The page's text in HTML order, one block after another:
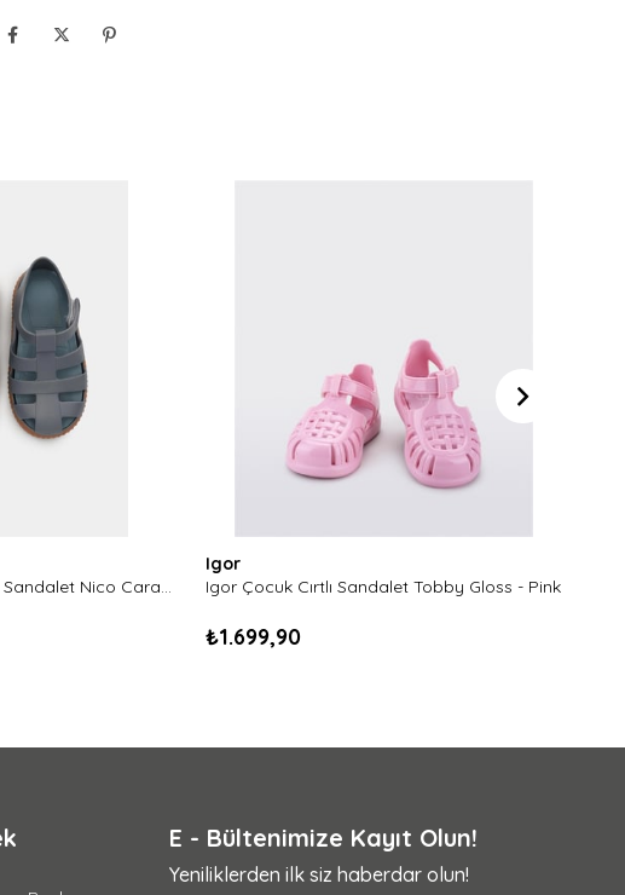
Igor Erkek Çocuk Cırtlı Sandalet Nico Caramelo-Blue
Igor
Igor Çocuk Cırtlı Sandalet Tobby Gloss - Pink
₺1.699,90
E - Bültenimize Kayıt Olun!
Yeniliklerden ilk siz haberdar olun!